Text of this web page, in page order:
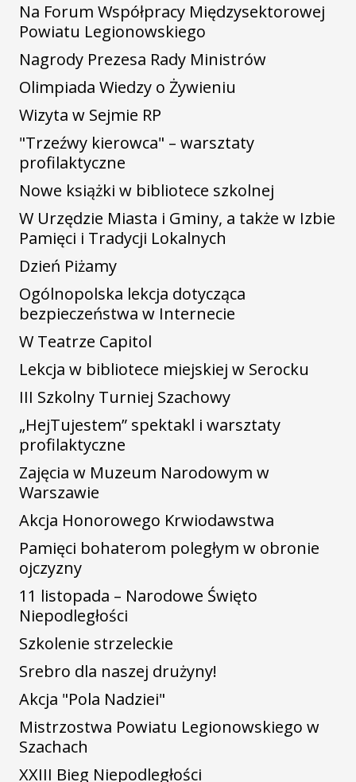
Na Forum Współpracy Międzysektorowej
Powiatu Legionowskiego
Nagrody Prezesa Rady Ministrów
Olimpiada Wiedzy o Żywieniu
Wizyta w Sejmie RP
"Trzeźwy kierowca" – warsztaty
profilaktyczne
Nowe książki w bibliotece szkolnej
W Urzędzie Miasta i Gminy, a także w Izbie
Pamięci i Tradycji Lokalnych
Dzień Piżamy
Ogólnopolska lekcja dotycząca
bezpieczeństwa w Internecie
W Teatrze Capitol
Lekcja w bibliotece miejskiej w Serocku
III Szkolny Turniej Szachowy
„HejTujestem” spektakl i warsztaty
profilaktyczne
Zajęcia w Muzeum Narodowym w
Warszawie
Akcja Honorowego Krwiodawstwa
Pamięci bohaterom poległym w obronie
ojczyzny
11 listopada – Narodowe Święto
Niepodległości
Szkolenie strzeleckie
Srebro dla naszej drużyny!
Akcja "Pola Nadziei"
Mistrzostwa Powiatu Legionowskiego w
Szachach
XXIII Bieg Niepodległości